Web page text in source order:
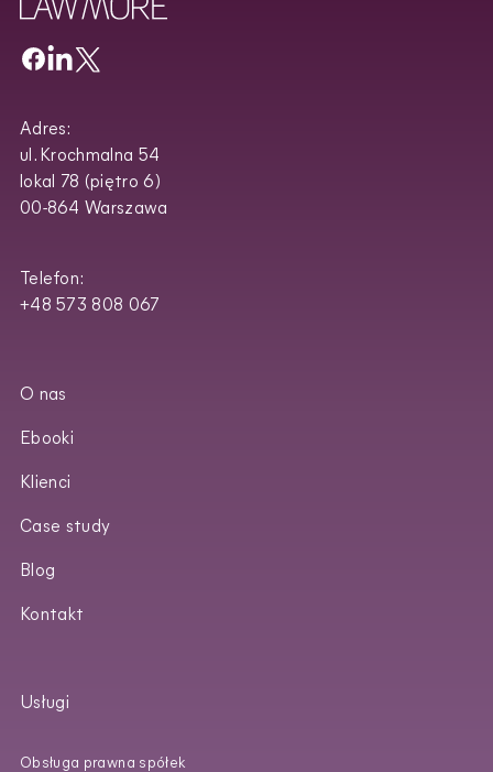
Adres:
ul. Krochmalna 54
lokal 78 (piętro 6)
00-864 Warszawa
Telefon:
+48 573 808 067
O nas
Ebooki
Klienci
Case study
Blog
Kontakt
Usługi
Obsługa prawna spółek